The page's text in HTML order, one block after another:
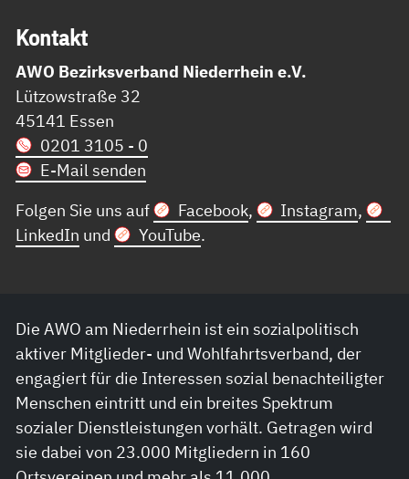
Kon­takt
AWO Bezirksverband Niederrhein e.V.
Lützowstraße 32
45141 Essen
0201 3105 - 0
E-Mail senden
Folgen Sie uns auf
Facebook, Instagram,
LinkedIn und YouTube.
Die AWO am Niederrhein ist ein sozialpolitisch
aktiver Mitglieder- und Wohlfahrtsverband, der
engagiert für die Interessen sozial benachteiligter
Menschen eintritt und ein breites Spektrum
sozialer Dienstleistungen vorhält. Getragen wird
sie dabei von 23.000 Mitgliedern in 160